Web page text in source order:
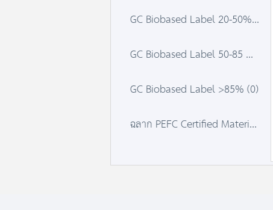
GC Biobased Label 20-50% (0)
GC Biobased Label 50-85 % (0)
GC Biobased Label >85% (0)
ฉลาก PEFC Certified Material (0)